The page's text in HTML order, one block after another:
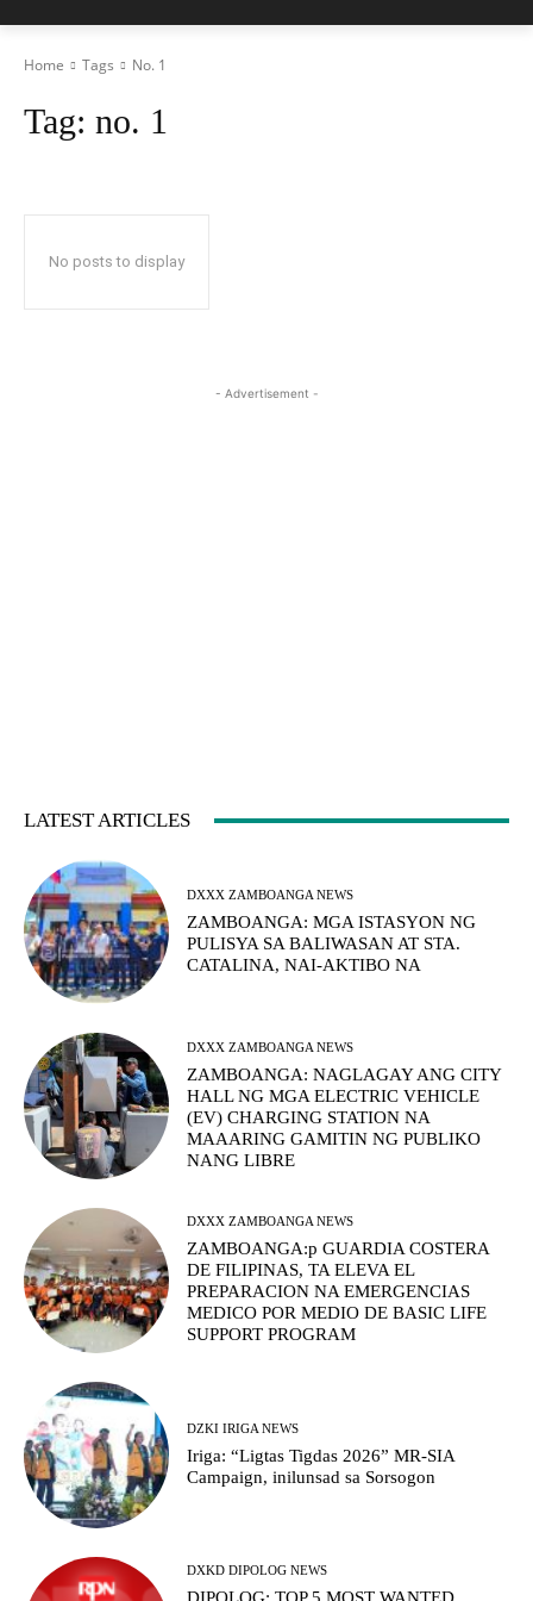
Home Tags No. 1
Tag: no. 1
No posts to display
- Advertisement -
LATEST ARTICLES
DXXX ZAMBOANGA NEWS
ZAMBOANGA: MGA ISTASYON NG
PULISYA SA BALIWASAN AT STA.
CATALINA, NAI-AKTIBO NA
DXXX ZAMBOANGA NEWS
ZAMBOANGA: NAGLAGAY ANG CITY
HALL NG MGA ELECTRIC VEHICLE
(EV) CHARGING STATION NA
MAAARING GAMITIN NG PUBLIKO
NANG LIBRE
DXXX ZAMBOANGA NEWS
ZAMBOANGA:p GUARDIA COSTERA
DE FILIPINAS, TA ELEVA EL
PREPARACION NA EMERGENCIAS
MEDICO POR MEDIO DE BASIC LIFE
SUPPORT PROGRAM
DZKI IRIGA NEWS
Iriga: “Ligtas Tigdas 2026” MR-SIA
Campaign, inilunsad sa Sorsogon
DXKD DIPOLOG NEWS